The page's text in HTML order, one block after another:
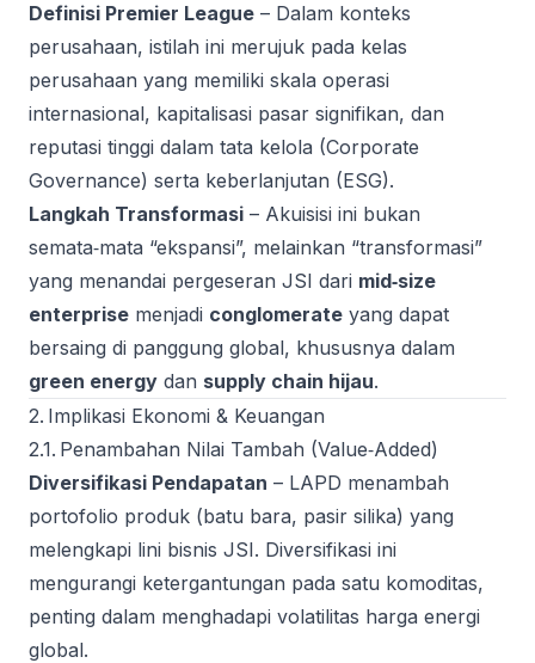
Definisi Premier League – Dalam konteks
perusahaan, istilah ini merujuk pada kelas
perusahaan yang memiliki skala operasi
internasional, kapitalisasi pasar signifikan, dan
reputasi tinggi dalam tata kelola (Corporate
Governance) serta keberlanjutan (ESG).
Langkah Transformasi – Akuisisi ini bukan
semata‑mata “ekspansi”, melainkan “transformasi”
yang menandai pergeseran JSI dari mid‑size
enterprise menjadi conglomerate yang dapat
bersaing di panggung global, khususnya dalam
green energy dan supply chain hijau.
2. Implikasi Ekonomi & Keuangan
2.1. Penambahan Nilai Tambah (Value‑Added)
Diversifikasi Pendapatan – LAPD menambah
portofolio produk (batu bara, pasir silika) yang
melengkapi lini bisnis JSI. Diversifikasi ini
mengurangi ketergantungan pada satu komoditas,
penting dalam menghadapi volatilitas harga energi
global.